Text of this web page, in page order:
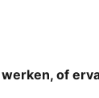
of